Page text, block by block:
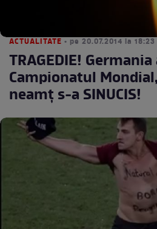
ACTUALITATE • pe 20.07.2014 la 18:23
TRAGEDIE!
Campionatul
neamţ s-a SINUCIS!